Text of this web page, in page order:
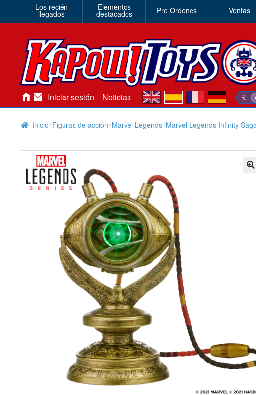
Los recién
llegados
Elementos
destacados Pre Ordenes Ventas
Iniciar sesión Noticias £
en es de
Inicio Figuras de acción Marvel Legends Marvel Legends Infinity